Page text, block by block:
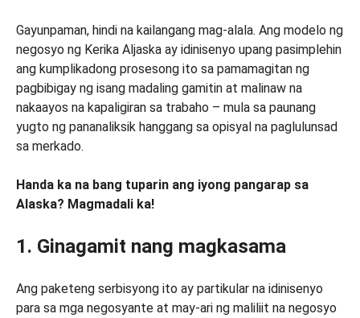
Gayunpaman, hindi na kailangang mag-alala. Ang modelo ng
negosyo ng Kerika Aljaska ay idinisenyo upang pasimplehin
ang kumplikadong prosesong ito sa pamamagitan ng
pagbibigay ng isang madaling gamitin at malinaw na
nakaayos na kapaligiran sa trabaho – mula sa paunang
yugto ng pananaliksik hanggang sa opisyal na paglulunsad
sa merkado.
Handa ka na bang tuparin ang iyong pangarap sa
Alaska? Magmadali ka!
1. Ginagamit nang magkasama
Ang paketeng serbisyong ito ay partikular na idinisenyo
para sa mga negosyante at may-ari ng maliliit na negosyo